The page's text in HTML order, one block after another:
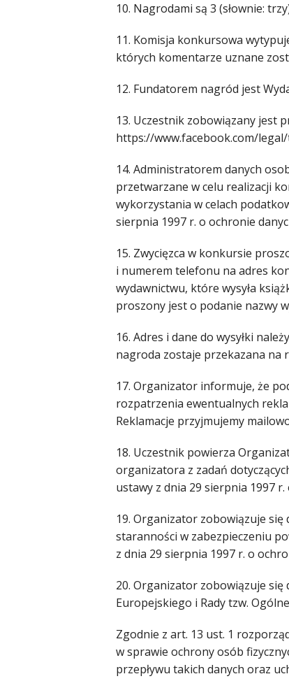
10. Nagrodami są 3 (słownie:
11. Komisja konkursowa
których komentarze uznane
12. Fundatorem nagród jest
13. Uczestnik zobowiązany jest
https://www.facebook.com/
14. Administratorem danych
przetwarzane w celu realizacji
wykorzystania w celach
sierpnia 1997 r. o ochronie
15. Zwycięzca w konkursie
i numerem telefonu na adres
wydawnictwu, które wysyła
proszony jest o podanie nazwy
16. Adres i dane do wysyłki
nagroda zostaje przekazana na
17. Organizator informuje, że
rozpatrzenia ewentualnych
Reklamacje przyjmujemy
18. Uczestnik powierza
organizatora z zadań
ustawy z dnia 29 sierpnia 1997
19. Organizator zobowiązuje
staranności w zabezpieczeniu
z dnia 29 sierpnia 1997 r. o
20. Organizator zobowiązuje się
Europejskiego i Rady tzw.
Zgodnie z art. 13 ust. 1
w sprawie ochrony osób
przepływu takich danych oraz